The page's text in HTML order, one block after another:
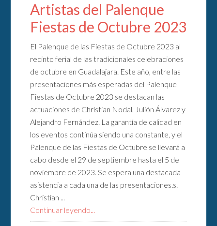
Artistas del Palenque
Fiestas de Octubre 2023
El Palenque de las Fiestas de Octubre 2023 al
recinto ferial de las tradicionales celebraciones
de octubre en Guadalajara. Este año, entre las
presentaciones más esperadas del Palenque
Fiestas de Octubre 2023 se destacan las
actuaciones de Christian Nodal, Julión Álvarez y
Alejandro Fernández. La garantía de calidad en
los eventos continúa siendo una constante, y el
Palenque de las Fiestas de Octubre se llevará a
cabo desde el 29 de septiembre hasta el 5 de
noviembre de 2023. Se espera una destacada
asistencia a cada una de las presentaciones.s.
Christian ...
Continuar leyendo...